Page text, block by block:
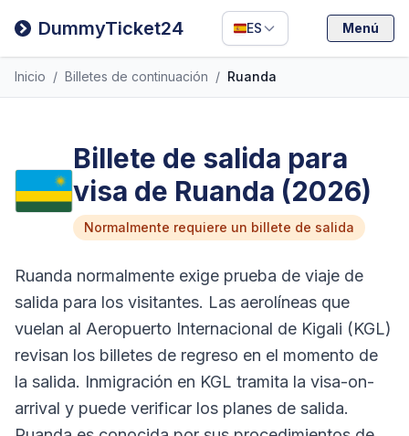
DummyTicket24 ES
Filipino
Deutsch
Español
Menú
Inicio / Billetes de continuación / Ruanda
Billete de salida para
visa de Ruanda (2026)
Normalmente requiere un billete de salida
Ruanda normalmente exige prueba de viaje de
salida para los visitantes. Las aerolíneas que
vuelan al Aeropuerto Internacional de Kigali (KGL)
revisan los billetes de regreso en el momento de
la salida. Inmigración en KGL tramita la visa-on-
arrival y puede verificar los planes de salida.